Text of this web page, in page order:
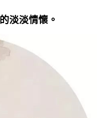
淡淡情懷。